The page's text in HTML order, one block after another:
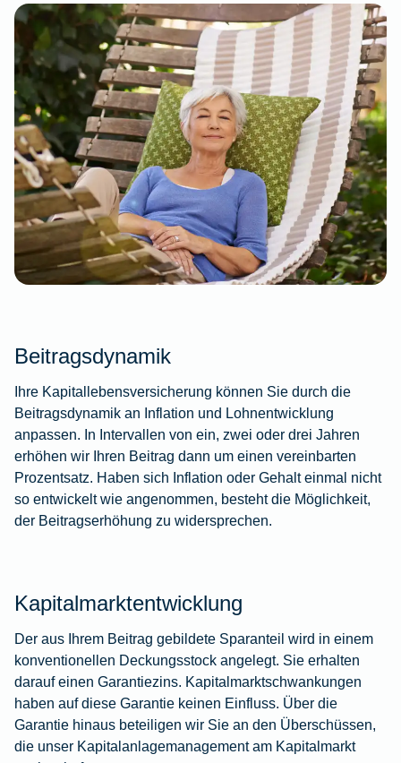
Beitragsdynamik
Ihre Kapitallebensversicherung können Sie durch die
Beitragsdynamik an Inflation und Lohnentwicklung
anpassen. In Intervallen von ein, zwei oder drei Jahren
erhöhen wir Ihren Beitrag dann um einen vereinbarten
Prozentsatz. Haben sich Inflation oder Gehalt einmal nicht
so entwickelt wie angenommen, besteht die Möglichkeit,
der Beitragserhöhung zu widersprechen.
Kapitalmarktentwicklung
Der aus Ihrem Beitrag gebildete Sparanteil wird in einem
konventionellen Deckungsstock angelegt. Sie erhalten
darauf einen Garantiezins. Kapitalmarktschwankungen
haben auf diese Garantie keinen Einfluss. Über die
Garantie hinaus beteiligen wir Sie an den Überschüssen,
die unser Kapitalanlagemanagement am Kapitalmarkt